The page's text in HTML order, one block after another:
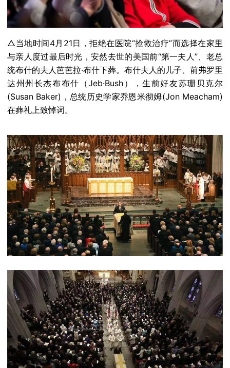
△当地时间4月21日，拒绝在医院“抢救治疗”而选择在家里
与亲人度过最后时光，安然去世的美国前“第一夫人”、老总
统布什的夫人芭芭拉·布什下葬。布什夫人的儿子、前弗罗里
达州州长杰布布什（Jeb·Bush），生前好友苏珊贝克尔
(Susan Baker)，总统历史学家乔恩米彻姆(Jon Meacham)
在葬礼上致悼词。